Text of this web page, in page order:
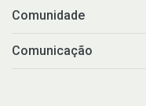
Comunidade
Comunicação